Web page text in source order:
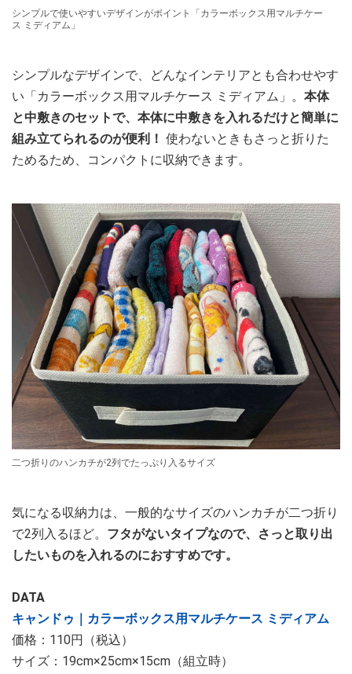
シンプルで使いやすいデザインがポイント「カラーボックス用マルチケー
ス ミディアム」
シンプルなデザインで、どんなインテリアとも合わせやす
い「カラーボックス用マルチケース ミディアム」。 本体
と中敷きのセットで、本体に中敷きを入れるだけと簡単に
組み立てられるのが便利！ 使わないときもさっと折りた
ためるため、コンパクトに収納できます。
二つ折りのハンカチが2列でたっぷり入るサイズ
気になる収納力は、一般的なサイズのハンカチが二つ折り
で2列入るほど。 フタがないタイプなので、さっと取り出
したいものを入れるのにおすすめです。
DATA
キャンドゥ｜カラーボックス用マルチケース ミディアム
価格：110円（税込）
サイズ：19cm×25cm×15cm（組立時）